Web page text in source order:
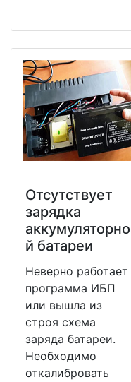
Отсутствует
зарядка
аккумуляторно
й батареи
Неверно работает
программа ИБП
или вышла из
строя схема
заряда батареи.
Необходимо
откалибровать